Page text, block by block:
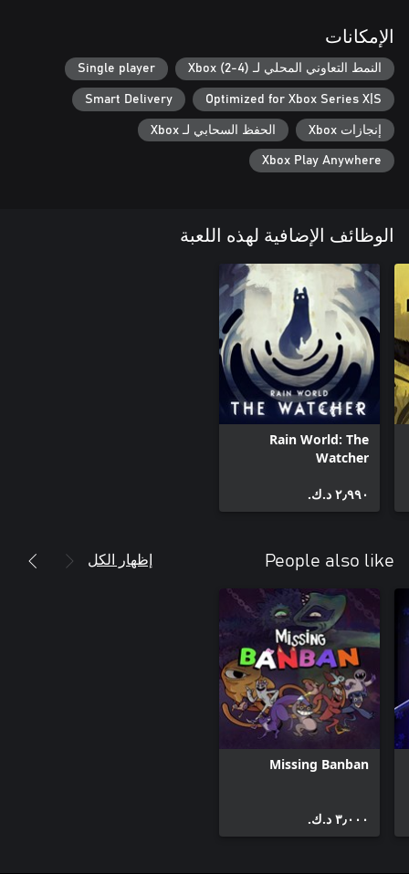
الإمكانات
النمط التعاوني المحلي لـ Xbox (2-4) Single player
Optimized for Xbox Series X|S
Smart Delivery
إنجازات Xbox الحفظ السحابي لـ Xbox
Xbox Play Anywhere
الوظائف الإضافية لهذه اللعبة
Rain World: The
Watcher
٢٫٩٩٠ د.ك.‏
People also like إظهار الكل
Missing Banban
٣٫٠٠٠ د.ك.‏